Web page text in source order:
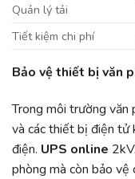
Quản lý tải
Tiết kiệm chi phí
Bảo vệ thiết bị văn
Trong môi trường văn
và các thiết bị điện tử
điện. UPS online
phòng mà còn bảo vệ